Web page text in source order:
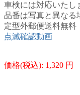
車検には対応いたし
品番は写真と異なる
定型外郵便送料無料
点滅確認動画
価格(税込): 1,320 円